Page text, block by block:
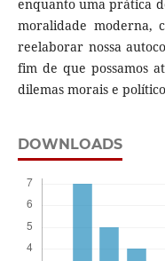
enquanto uma prática
moralidade moderna,
reelaborar nossa
fim de que possamos
dilemas morais e
DOWNLOADS